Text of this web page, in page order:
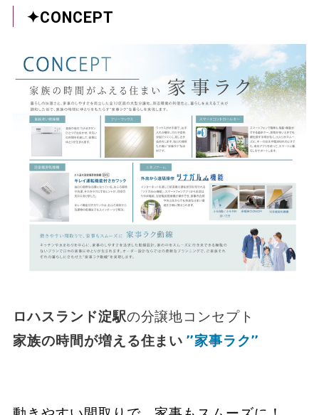
✦CONCEPT
ロハスランド淀駅の分譲地コンセプト
家族の時間が増える住まい ’’家事ラク’’